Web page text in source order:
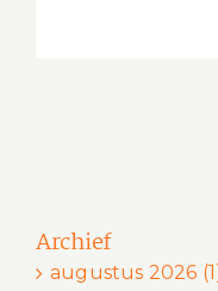
Archief
augustus 2026